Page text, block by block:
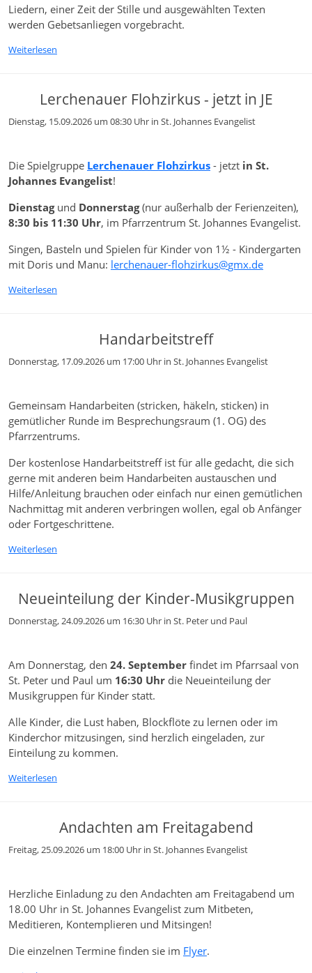
Liedern, einer Zeit der Stille und ausgewählten Texten
werden Gebetsanliegen vorgebracht.
Weiterlesen
Lerchenauer Flohzirkus - jetzt in JE
Dienstag, 15.09.2026 um 08:30 Uhr in St. Johannes Evangelist
Die Spielgruppe Lerchenauer Flohzirkus - jetzt in St.
Johannes Evangelist!
Dienstag und Donnerstag(nur außerhalb der Ferienzeiten),
8:30 bis 11:30 Uhr, im Pfarrzentrum St. Johannes Evangelist.
Singen, Basteln und Spielen für Kinder von 1½ - Kindergarten
mit Doris und Manu: lerchenauer-flohzirkus gmx de
Weiterlesen
Handarbeitstreff
Donnerstag, 17.09.2026 um 17:00 Uhr in St. Johannes Evangelist
Gemeinsam Handarbeiten (stricken, häkeln, sticken) in
gemütlicher Runde im Besprechungsraum (1. OG) des
Pfarrzentrums.
Der kostenlose Handarbeitstreff ist für alle gedacht, die sich
gerne mit anderen beim Handarbeiten austauschen und
Hilfe/Anleitung brauchen oder einfach nur einen gemütlichen
Nachmittag mit anderen verbringen wollen, egal ob Anfänger
oder Fortgeschrittene.
Weiterlesen
Neueinteilung der Kinder-Musikgruppen
Donnerstag, 24.09.2026 um 16:30 Uhr in St. Peter und Paul
Am Donnerstag, den 24. September findet im Pfarrsaal von
St. Peter und Paul um 16:30 Uhr die Neueinteilung der
Musikgruppen für Kinder statt.
Alle Kinder, die Lust haben, Blockflöte zu lernen oder im
Kinderchor mitzusingen, sind herzlich eingeladen, zur
Einteilung zu kommen.
Weiterlesen
Andachten am Freitagabend
Freitag, 25.09.2026 um 18:00 Uhr in St. Johannes Evangelist
Herzliche Einladung zu den Andachten am Freitagabend um
18.00 Uhr in St. Johannes Evangelist zum Mitbeten,
Meditieren, Kontemplieren und Mitsingen!
Die einzelnen Termine finden sie im Flyer.